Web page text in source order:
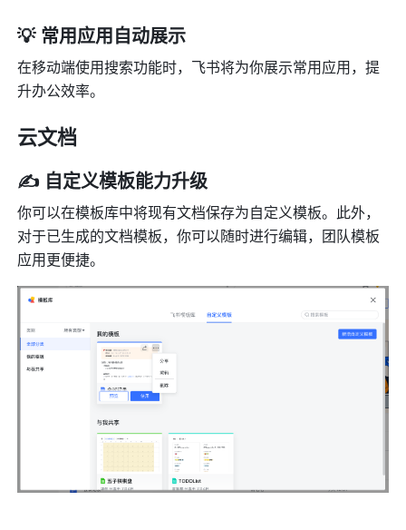
💡 常用应用自动展示
在移动端使用搜索功能时，飞书将为你展示常用应用，提
升办公效率。
云文档
✍️ 自定义模板能力升级
你可以在模板库中将现有文档保存为自定义模板。此外，
对于已生成的文档模板，你可以随时进行编辑，团队模板
应用更便捷。